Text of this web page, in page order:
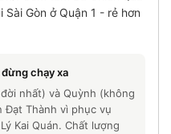
Gòn ở Quận 1 - rẻ hơn
chạy xa
nhất) và Quỳnh (không
Đạt Thành vì phục vụ
Kai Quán. Chất lượng